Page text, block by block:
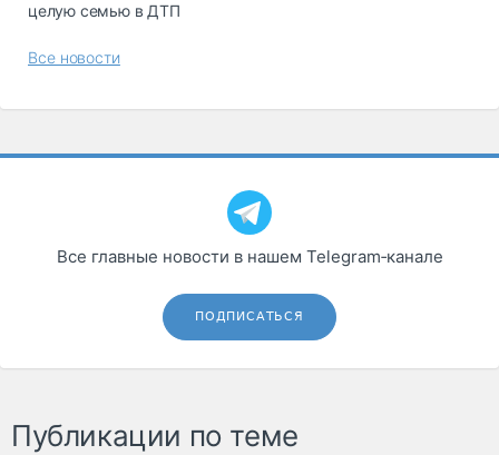
целую семью в ДТП
Все новости
Все главные новости в нашем Telegram‑канале
ПОДПИСАТЬСЯ
Публикации по теме